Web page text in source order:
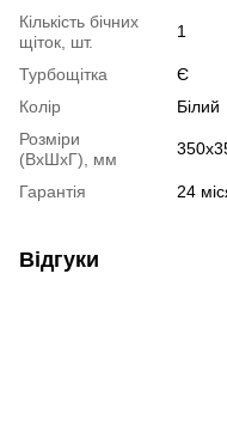
Кількість бічних
щіток, шт.
1
Турбощітка
Є
Колір
Білий
Розміри
(ВхШхГ), мм
Гарантія 24
Відгуки